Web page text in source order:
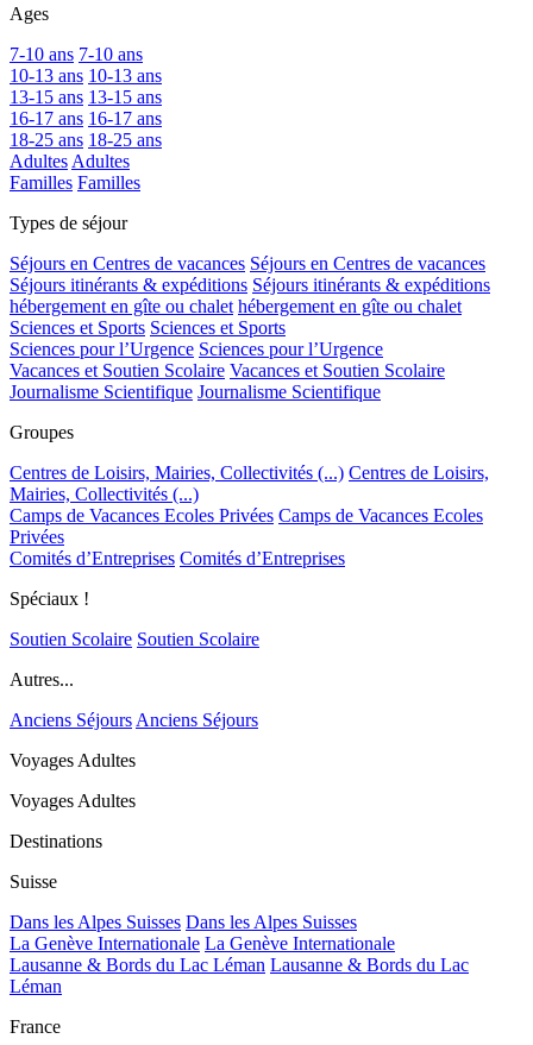
Ages
7-10 ans 7-10 ans
10-13 ans 10-13 ans
13-15 ans 13-15 ans
16-17 ans 16-17 ans
18-25 ans 18-25 ans
AdultesAdultes
Familles Familles
Types de séjour
Séjours en Centres de vacances Séjours en Centres de vacances
Séjours itinérants & expéditions Séjours itinérants & expéditions
hébergement en gîte ou chalet hébergement en gîte ou chalet
Sciences et Sports Sciences et Sports
Sciences pour l’Urgence Sciences pour l’Urgence
Vacances et Soutien Scolaire Vacances et Soutien Scolaire
Journalisme Scientifique Journalisme Scientifique
Groupes
Centres de Loisirs, Mairies, Collectivités (...) Centres de Loisirs,
Mairies, Collectivités (...)
Camps de Vacances Ecoles Privées Camps de Vacances Ecoles
Privées
Comités d’Entreprises Comités d’Entreprises
Spéciaux !
Soutien Scolaire Soutien Scolaire
Autres...
Anciens SéjoursAnciens Séjours
Voyages Adultes
Voyages Adultes
Destinations
Suisse
Dans les Alpes Suisses Dans les Alpes Suisses
La Genève Internationale La Genève Internationale
Lausanne & Bords du Lac Léman Lausanne & Bords du Lac
Léman
France